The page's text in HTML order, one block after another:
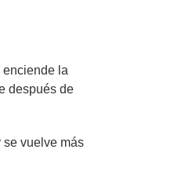
enciende la
después de
se vuelve más